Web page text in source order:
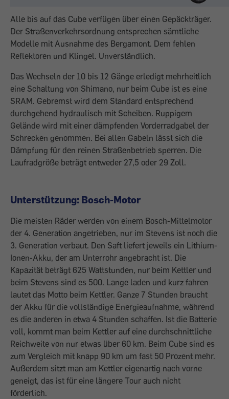
Alle bis auf das Cube verfügen über einen Gepäckträger.
Der Straßenverkehrsordnung entsprechen sämtliche
Modelle mit Aus­nahme des Bergamont. Dem fehlen
Reflek­toren und Klingel. Unverständlich.
Das Wechseln der 10 bis 12 Gänge erledigt mehrheitlich
eine Schaltung von Shimano, nur beim Cube ist es eine
SRAM. Gebremst wird dem Standard entsprechend
durchgehend hydraulisch mit Scheiben. Ruppigem
Gelände wird mit einer dämpfenden Vorder­radgabel der
Schrecken genommen. Bei al­len Gabeln lässt sich die
Dämpfung für den reinen Straßenbetrieb sperren. Die
Laufrad­größe beträgt entweder 27,5 oder 29 Zoll.
Unterstützung: Bosch-Motor
Die meisten Räder werden von einem Bosch-Mittelmotor
der 4. Generation ange­trieben, nur im Stevens ist noch die
3. Gene­ration verbaut. Den Saft liefert jeweils ein Lithium-
Ionen-Akku, der am Unterrohr angebracht ist. Die
Kapazität beträgt 625 Wattstunden, nur beim Kettler und
beim Stevens sind es 500. Lange laden und kurz fahren
lautet das Motto beim Kettler. Ganze 7 Stunden braucht
der Akku für die vollständige Energieaufnahme, während
es die anderen in etwa 4 Stunden schaffen. Ist die Batterie
voll, kommt man beim Kettler auf eine durchschnittliche
Reichweite von nur etwas über 60 km. Beim Cube sind es
zum Vergleich mit knapp 90 km um fast 50 Pro­zent mehr.
Außerdem sitzt man am Kettler eigenartig nach vorne
geneigt, das ist für eine längere Tour auch nicht
förderlich.